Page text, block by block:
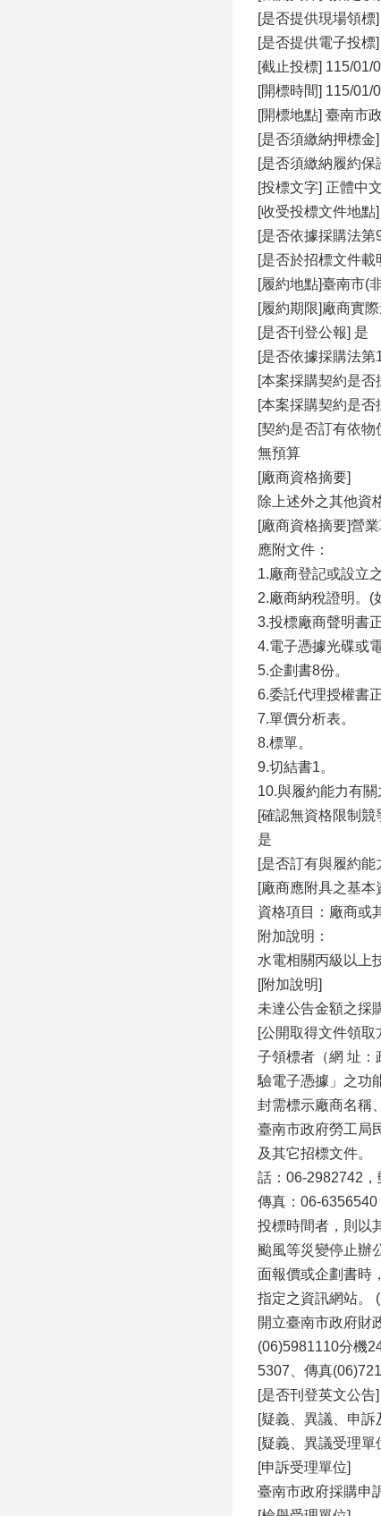
[是否提供現場領標
[是否提供電子投標
[截止投標] 115/01/
[開標時間] 115/01/
[開標地點] 臺南市
[是否須繳納押標金
[是否須繳納履約保
[投標文字] 正體中文
[收受投標文件地
[是否依據採購法第
[是否於招標文件
[履約地點]臺南市(
[履約期限]廠商實
[是否刊登公報] 是
[是否依據採購法
[本案採購契約是
[本案採購契約是
[契約是否訂有依
無預算
[廠商資格摘要]
除上述外之其他資
[廠商資格摘要]營
應附文件：
1.廠商登記或設立
2.廠商納稅證明。(
3.投標廠商聲明書正
4.電子憑據光碟或
5.企劃書8份。
6.委託代理授權書
7.單價分析表。
8.標單。
9.切結書1。
10.與履約能力有
[確認無資格限制競
是
[是否訂有與履約
[廠商應附具之基本
資格項目：廠商或
附加說明：
水電相關丙級以上
[附加說明]
未達公告金額之採
[公開取得文件領
子領標者（網 址：
驗電子憑據」之功
封需標示廠商名稱
臺南市政府勞工局
及其它招標文件。
話：06-2982742
傳真：06-
投標時間者，則以
颱風等災變停止辦
面報價或企劃書時
指定之資訊網站。
開立臺南市政府財
(06)5981110分機
5307、傳真
[是否刊登英文公告
[疑義、異議、申訴
[疑義、異議受理
[申訴受理單位]
臺南市政府採購申